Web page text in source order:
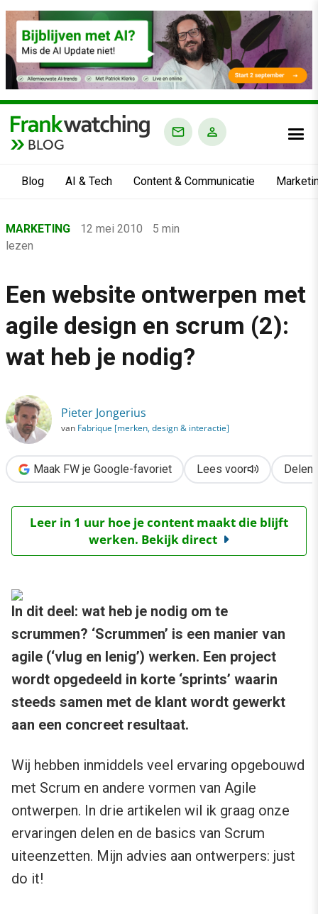
BLOG
Blog AI & Tech Content & Communicatie
›
Marketing
›
Een website ontwerpen met agile design en scrum (2): wat
MARKETING 12 mei 2010
5 min
lezen
Een website ontwerpen met
agile design en scrum (2):
wat heb je nodig?
Pieter Jongerius
van Fabrique [merken, design & interactie]
Maak FW je Google-favoriet Lees voor Delen
Leer in 1 uur hoe je content maakt die blijft
werken. Bekijk direct
In dit deel: wat heb je nodig om te
scrummen? ‘Scrummen’ is een manier van
agile (‘vlug en lenig’) werken. Een project
wordt opgedeeld in korte ‘sprints’ waarin
steeds samen met de klant wordt gewerkt
aan een concreet resultaat.
Wij hebben inmiddels veel ervaring opgebouwd
met Scrum en andere vormen van Agile
ontwerpen. In drie artikelen wil ik graag onze
ervaringen delen en de basics van Scrum
uiteenzetten. Mijn advies aan ontwerpers: just
do it!